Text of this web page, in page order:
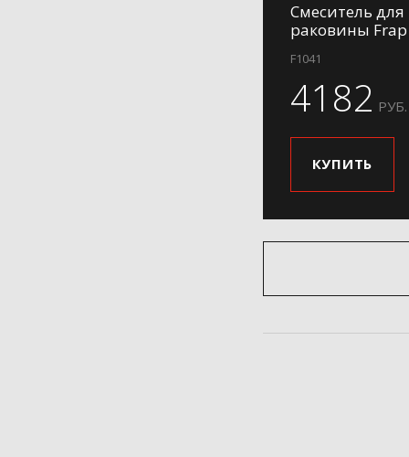
Смеситель для
раковины Frap
F1041
4182 РУБ.
КУПИТЬ